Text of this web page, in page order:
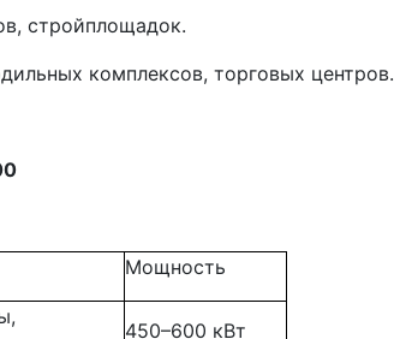
стройплощадок.
комплексов, торговых центров.
Мощность
450–600 кВт